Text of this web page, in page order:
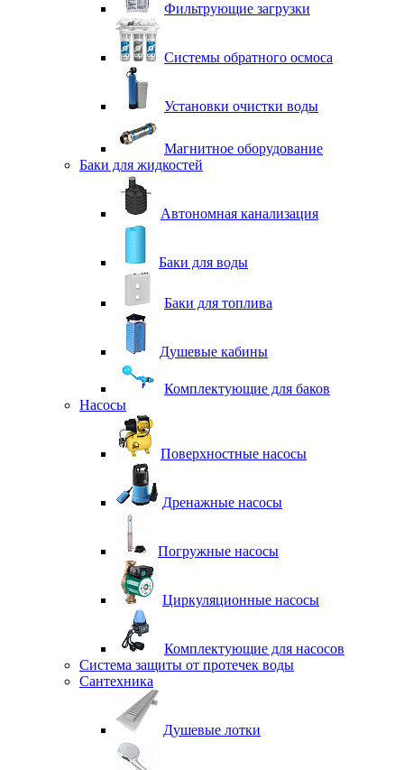
Фильтрующие загрузки
Системы обратного осмоса
Установки очистки воды
Магнитное оборудование
Баки для жидкостей
Автономная канализация
Баки для воды
Баки для топлива
Душевые кабины
Комплектующие для баков
Насосы
Поверхностные насосы
Дренажные насосы
Погружные насосы
Циркуляционные насосы
Комплектующие для насосов
Система защиты от протечек воды
Сантехника
Душевые лотки